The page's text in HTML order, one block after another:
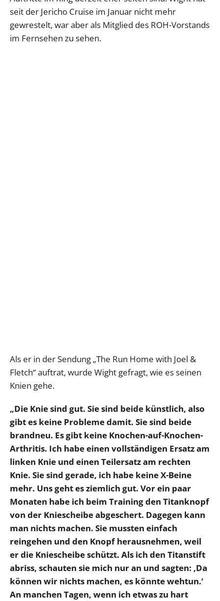
seit der Jericho Cruise im Januar nicht mehr
gewrestelt, war aber als Mitglied des ROH-Vorstands
im Fernsehen zu sehen.
Als er in der Sendung „The Run Home with Joel &
Fletch“ auftrat, wurde Wight gefragt, wie es seinen
Knien gehe.
„Die Knie sind gut. Sie sind beide künstlich, also
gibt es keine Probleme damit. Sie sind beide
brandneu. Es gibt keine Knochen-auf-Knochen-
Arthritis. Ich habe einen vollständigen Ersatz am
linken Knie und einen Teilersatz am rechten
Knie. Sie sind gerade, ich habe keine X-Beine
mehr. Uns geht es ziemlich gut. Vor ein paar
Monaten habe ich beim Training den Titanknopf
von der Kniescheibe abgeschert. Dagegen kann
man nichts machen. Sie mussten einfach
reingehen und den Knopf herausnehmen, weil
er die Kniescheibe schützt. Als ich den Titanstift
abriss, schauten sie mich nur an und sagten: ‚Da
können wir nichts machen, es könnte wehtun.‘
An manchen Tagen, wenn ich etwas zu hart